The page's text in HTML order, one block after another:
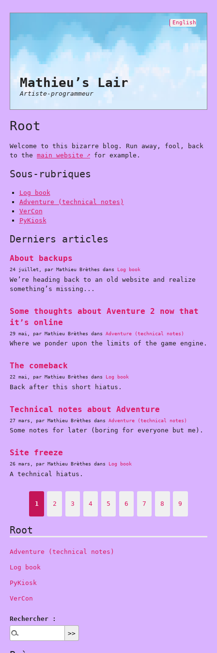
Mathieu’s Lair
Artiste-programmeur
English
Root
Welcome to this bizarre blog. Run away, fool, back
to the main website for example.
Sous-rubriques
Log book
Adventure (technical notes)
VerCon
PyKiosk
Derniers articles
About backups
24 juillet, par Mathieu Brèthes dans Log book
We’re heading back to an old website and realize
something’s missing...
Some thoughts about Aventure 2 now that
it’s online
29 mai, par Mathieu Brèthes dans Adventure (technical notes)
Where we ponder upon the limits of the game engine.
The comeback
22 mai, par Mathieu Brèthes dans Log book
Back after this short hiatus.
Technical notes about Adventure
27 mars, par Mathieu Brèthes dans Adventure (technical notes)
Some notes for later (boring for everyone but me).
Site freeze
26 mars, par Mathieu Brèthes dans Log book
A technical hiatus.
1 2 3 4 5 6 7 8 9
Root
Adventure (technical notes)
Log book
PyKiosk
VerCon
Rechercher :